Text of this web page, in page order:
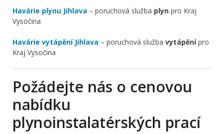
Havárie plynu Jihlava – poruchová služba plyn pro Kraj
Vysočina
Havárie vytápění Jihlava – poruchová služba vytápěnípro
Kraj Vysočina
Požádejte nás o cenovou
nabídku
plynoinstalatérských prací